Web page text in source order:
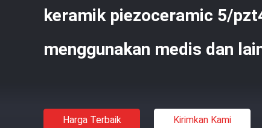
keramik piezoceramic 5/
menggunakan medis dan
Harga Terbaik Kirimkan Kami